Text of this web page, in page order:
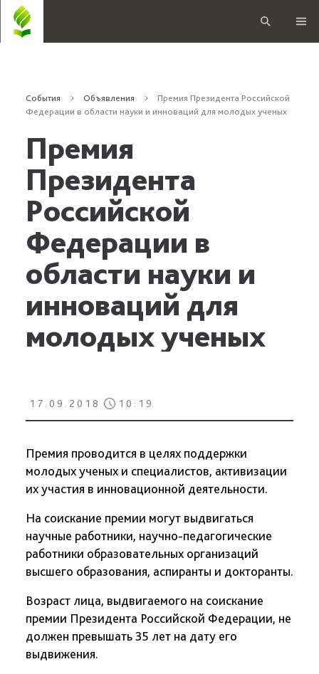
События Объявления
Премия Президента Российской
Федерации в области науки и инноваций для молодых ученых
Премия
Президента
Российской
Федерации в
области науки и
инноваций для
молодых ученых
17.09.2018 10:19
Премия проводится в целях поддержки
молодых ученых и специалистов, активизации
их участия в инновационной деятельности.
На соискание премии могут выдвигаться
научные работники, научно-педагогические
работники образовательных организаций
высшего образования, аспиранты и докторанты.
Возраст лица, выдвигаемого на соискание
премии Президента Российской Федерации, не
должен превышать 35 лет на дату его
выдвижения.